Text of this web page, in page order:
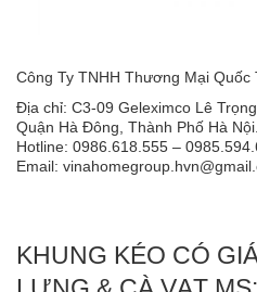
Công Ty TNHH Thương Mại Quốc
Địa chỉ: C3-09 Geleximco Lê
Quận Hà Đông, Thành Phố Hà Nội.
Hotline: 0986.618.555 –
Email:
KHUNG KÉO CÓ